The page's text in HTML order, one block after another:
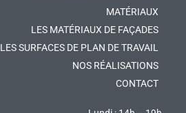
MATÉRIAUX
LES MATÉRIAUX DE FAÇADES
LES SURFACES DE PLAN DE TRAVAIL
NOS RÉALISATIONS
CONTACT